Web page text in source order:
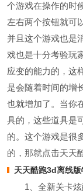
个游戏在操作的时
左右两个按钮就可
并且这个游戏也是
戏也是十分考验玩
应变的能力的，这
是会随着时间的增
也就增加了。当你
具的，这些道具是
的。这个游戏是很
的，那就点击天天
天天酷跑3d离线
1、全新关卡炫